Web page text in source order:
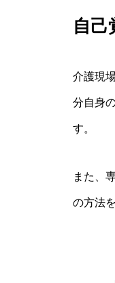
自己
介護現
分自身
す。
また、
の方法